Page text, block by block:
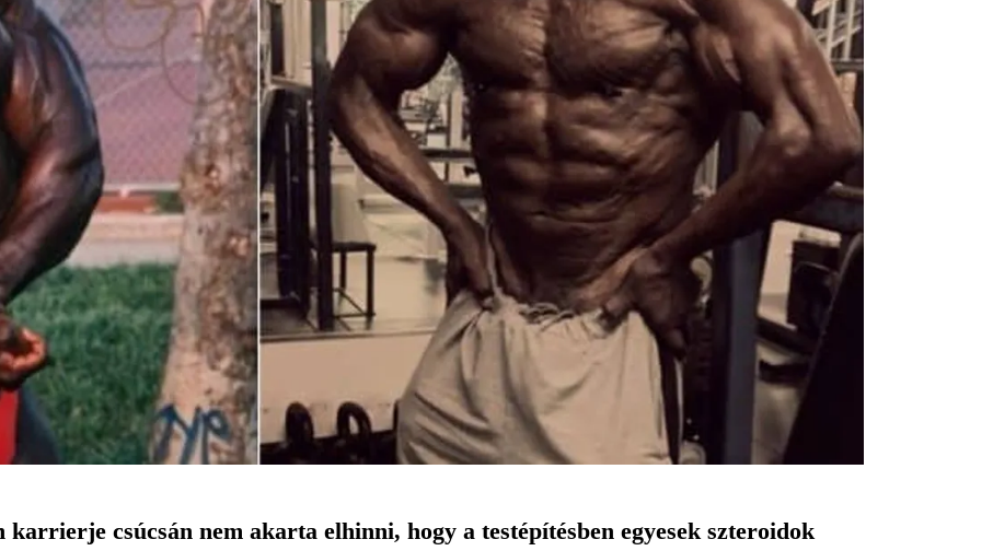
karrierje csúcsán nem akarta elhinni, hogy a testépítésben egyesek szteroidok